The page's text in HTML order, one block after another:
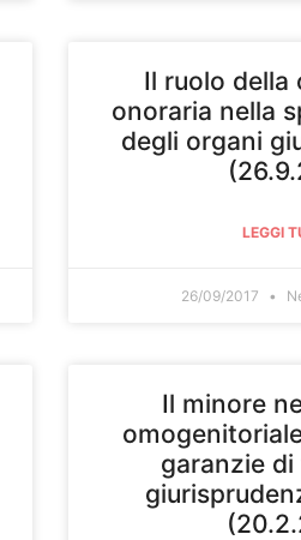
Il ruolo della
onoraria nella
degli organi
LEGGI
26/09/2017
Il minore
garanzie